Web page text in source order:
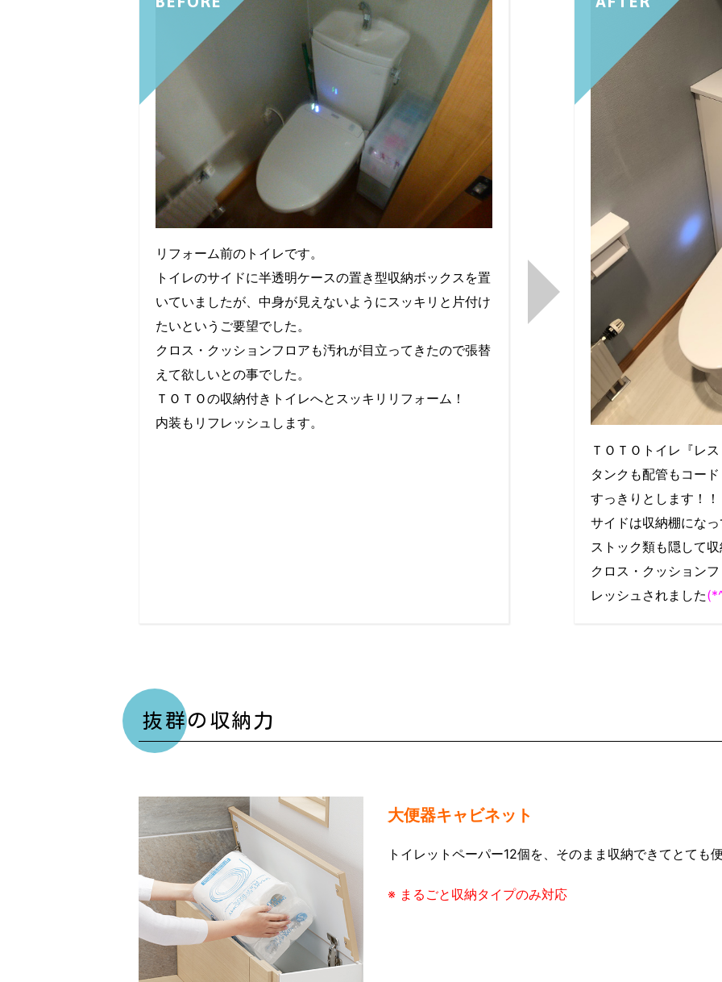
リフォーム前のトイレです。
トイレのサイドに半透明ケースの置き型収納ボックスを置
いていましたが、中身が見えないようにスッキリと片付け
たいというご要望でした。
クロス・クッションフロアも汚れが目立ってきたので張替
えて欲しいとの事でした。
ＴＯＴＯの収納付きトイレへとスッキリリフォーム！
内装もリフレッシュします。
ＴＯＴＯトイレ『レ
タンクも配管もコー
すっきりとします！！
サイドは収納棚にな
ストック類も隠して
クロス・クッション
レッシュされました
抜群の収納力
大便器キャビネット
トイレットペーパー12個を、そのまま収納できてとても
※ まるごと収納タイプのみ対応